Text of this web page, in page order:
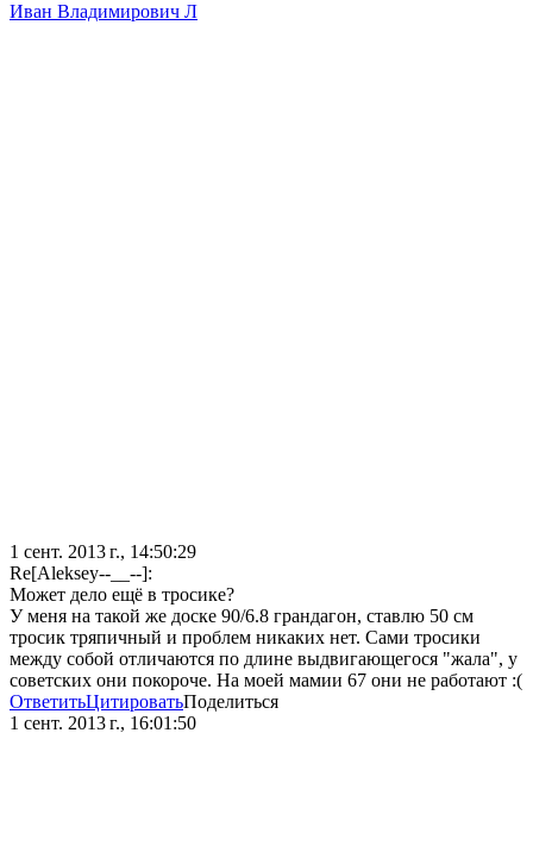
Иван Владимирович Л
1 сент. 2013 г., 14:50:29
Re[Aleksey--__--]:
Может дело ещё в тросике?
У меня на такой же доске 90/6.8 грандагон, ставлю 50 см
тросик тряпичный и проблем никаких нет. Сами тросики
между собой отличаются по длине выдвигающегося "жала", у
советских они покороче. На моей мамии 67 они не работают :(
ОтветитьЦитироватьПоделиться
1 сент. 2013 г., 16:01:50